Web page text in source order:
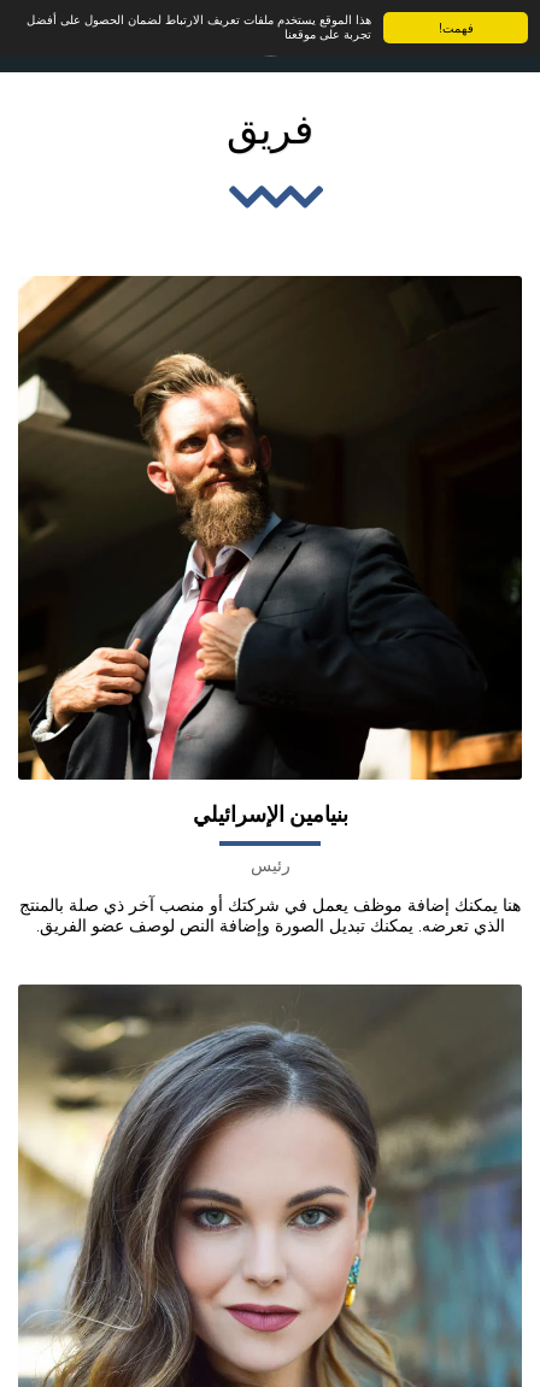
فهمت!
هذا الموقع يستخدم ملفات تعريف الارتباط لضمان الحصول على أفضل
تجربة على موقعنا
فريق
بنيامين الإسرائيلي
رئيس
هنا يمكنك إضافة موظف يعمل في شركتك أو منصب آخر ذي صلة بالمنتج
الذي تعرضه. يمكنك تبديل الصورة وإضافة النص لوصف عضو الفريق.